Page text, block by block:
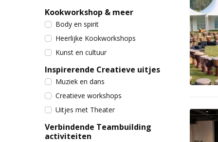
Kookworkshop & meer
Body en spirit
Heerlijke Kookworkshops
Kunst en cultuur
Inspirerende Creatieve uitjes
Muziek en dans
Creatieve workshops
Uitjes met Theater
Verbindende Teambuilding
activiteiten